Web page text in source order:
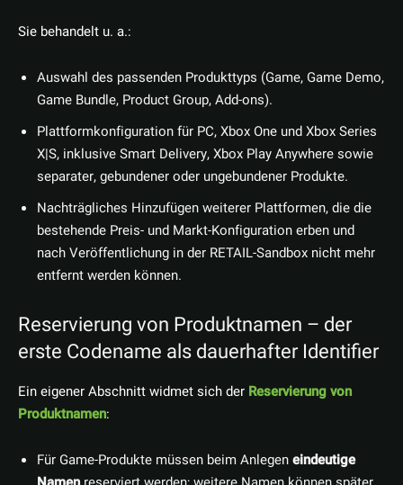
Sie behandelt u. a.:
Auswahl des passenden Produkttyps (Game, Game Demo,
Game Bundle, Product Group, Add-ons).
Plattformkonfiguration für PC, Xbox One und Xbox Series
X|S, inklusive Smart Delivery, Xbox Play Anywhere sowie
separater, gebundener oder ungebundener Produkte.
Nachträgliches Hinzufügen weiterer Plattformen, die die
bestehende Preis- und Markt-Konfiguration erben und
nach Veröffentlichung in der RETAIL-Sandbox nicht mehr
entfernt werden können.
Reservierung von Produktnamen – der
erste Codename als dauerhafter Identifier
Ein eigener Abschnitt widmet sich der Reservierung von
Produktnamen:
Für Game-Produkte müssen beim Anlegeneindeutige